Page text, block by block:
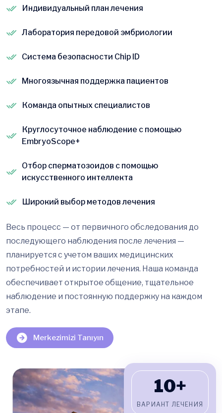
Индивидуальный план лечения
Лаборатория передовой эмбриологии
Система безопасности Chip ID
Многоязычная поддержка пациентов
Команда опытных специалистов
Круглосуточное наблюдение с помощью
EmbryoScope+
Отбор сперматозоидов с помощью
искусственного интеллекта
Широкий выбор методов лечения
Весь процесс — от первичного обследования до
последующего наблюдения после лечения —
планируется с учетом ваших медицинских
потребностей и истории лечения. Наша команда
обеспечивает открытое общение, тщательное
наблюдение и постоянную поддержку на каждом
этапе.
Merkezimizi Tanıyın
10+
ВАРИАНТ ЛЕЧЕНИЯ